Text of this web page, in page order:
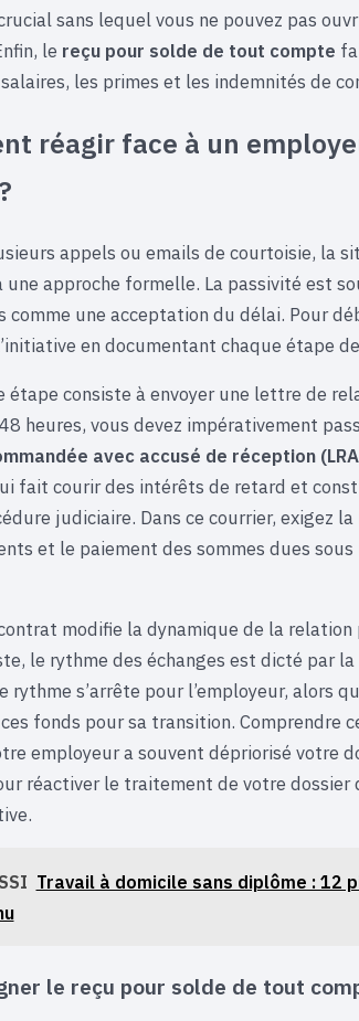
sans lequel vous ne pouvez pas
le reçu pour solde de tout compte
les primes et les indemnités de
réagir face à un
appels ou emails de courtoisie, la
une approche formelle. La passivité est
comme une acceptation du délai. Pour
en documentant chaque étape
étape consiste à envoyer une lettre de
heures, vous devez impérativement
avec accusé de réception
fait courir des intérêts de retard et
judiciaire. Dans ce courrier, exigez
et le paiement des sommes dues
modifie la dynamique de la
le rythme des échanges est dicté par
rythme s’arrête pour l’employeur, alors
fonds pour sa transition. Comprendre
employeur a souvent dépriorisé votre
réactiver le traitement de votre dossier
Travail à domicile sans diplôme : 12
le reçu pour solde de tout